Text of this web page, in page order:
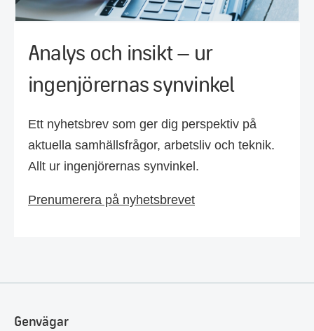
Analys och insikt – ur
ingenjörernas synvinkel
Ett nyhetsbrev som ger dig perspektiv på
aktuella samhällsfrågor, arbetsliv och teknik.
Allt ur ingenjörernas synvinkel.
Prenumerera på nyhetsbrevet
Genvägar